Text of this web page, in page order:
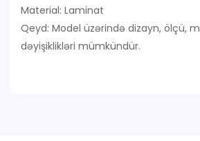
Material: Laminat
Qeyd: Model üzərində dizayn, ölçü,
dəyişiklikləri mümkündür.